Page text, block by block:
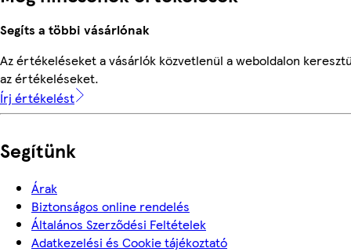
Segíts a többi vásárlónak
Az értékeléseket a vásárlók közvetlenül a weboldalon
az értékeléseket.
Írj értékelést
Segítünk
Árak
Biztonságos online rendelés
Általános Szerződési Feltételek
Adatkezelési és Cookie tájékoztató